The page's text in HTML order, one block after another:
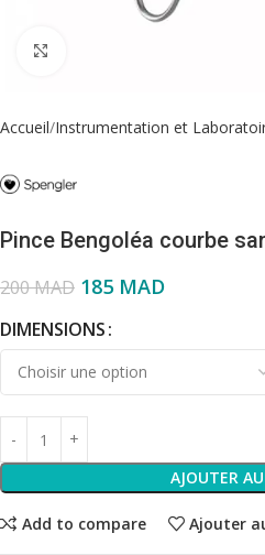
Accueil Instrumentation et
Pince Bengoléa courbe
200MAD 185 MAD
DIMENSIONS
AJOUTER
Add to compare Ajouter